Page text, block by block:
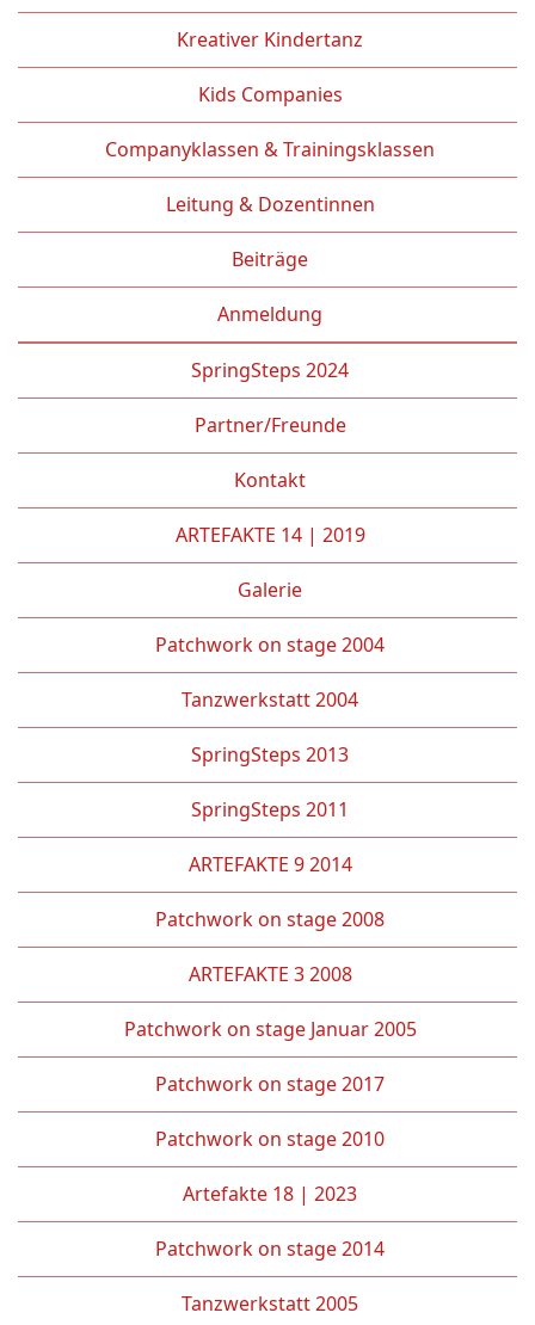
Kreativer Kindertanz
Kids Companies
Companyklassen & Trainingsklassen
Leitung & Dozentinnen
Beiträge
Anmeldung
SpringSteps 2024
Partner/Freunde
Kontakt
ARTEFAKTE 14 | 2019
Galerie
Patchwork on stage 2004
Tanzwerkstatt 2004
SpringSteps 2013
SpringSteps 2011
ARTEFAKTE 9 2014
Patchwork on stage 2008
ARTEFAKTE 3 2008
Patchwork on stage Januar 2005
Patchwork on stage 2017
Patchwork on stage 2010
Artefakte 18 | 2023
Patchwork on stage 2014
Tanzwerkstatt 2005